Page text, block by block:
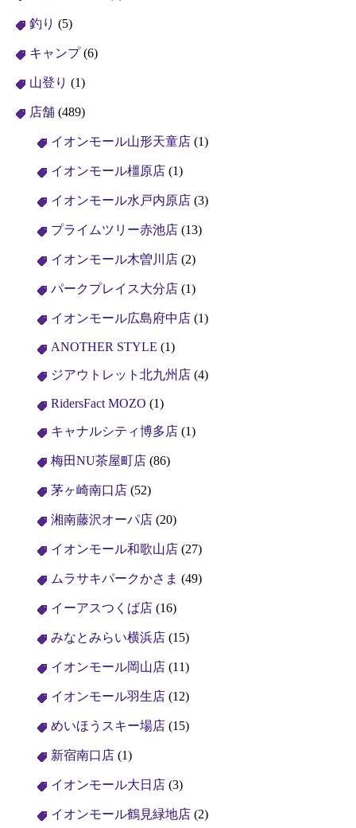
釣り (5)
キャンプ(6)
山登り (1)
店舗 (489)
イオンモール山形天童店 (1)
イオンモール橿原店 (1)
イオンモール水戸内原店 (3)
プライムツリー赤池店 (13)
イオンモール木曽川店 (2)
パークプレイス大分店 (1)
イオンモール広島府中店 (1)
ANOTHER STYLE (1)
ジアウトレット北九州店 (4)
RidersFact MOZO (1)
キャナルシティ博多店 (1)
梅田NU茶屋町店 (86)
茅ヶ崎南口店 (52)
湘南藤沢オーパ店 (20)
イオンモール和歌山店 (27)
ムラサキパークかさま (49)
イーアスつくば店 (16)
みなとみらい横浜店 (15)
イオンモール岡山店 (11)
イオンモール羽生店 (12)
めいほうスキー場店 (15)
新宿南口店 (1)
イオンモール大日店 (3)
イオンモール鶴見緑地店 (2)